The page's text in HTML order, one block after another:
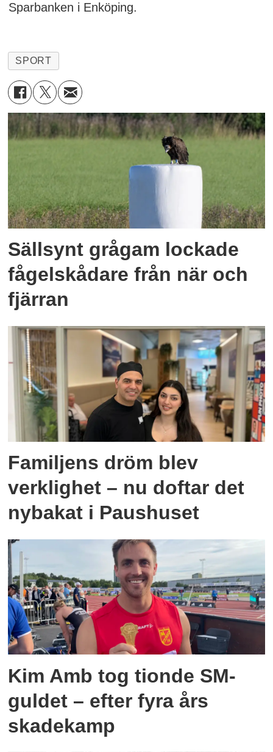
Sparbanken i Enköping.
SPORT
Sällsynt grågam lockade
fågelskådare från när och
fjärran
Familjens dröm blev
verklighet – nu doftar det
nybakat i Paushuset
Kim Amb tog tionde SM-
guldet – efter fyra års
skadekamp